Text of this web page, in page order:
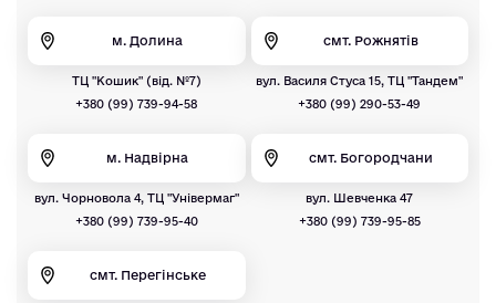
м. Долина
ТЦ "Кошик" (від. №7)
+380 (99) 739-94-58
смт. Рожнятів
вул. Василя Стуса 15, ТЦ "Тандем"
+380 (99) 290-53-49
м. Надвірна
вул. Чорновола 4, ТЦ "Універмаг"
+380 (99) 739-95-40
смт. Богородчани
вул. Шевченка 47
+380 (99) 739-95-85
смт. Перегінське